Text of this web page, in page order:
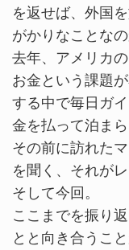
を返せば、外国
がかりなことな
去年、アメリカ
お金という課題
する中で毎日ガ
金を払って泊ま
その前に訪れた
を聞く、それが
そして今回。
ここまでを振り
とと向き合うこ